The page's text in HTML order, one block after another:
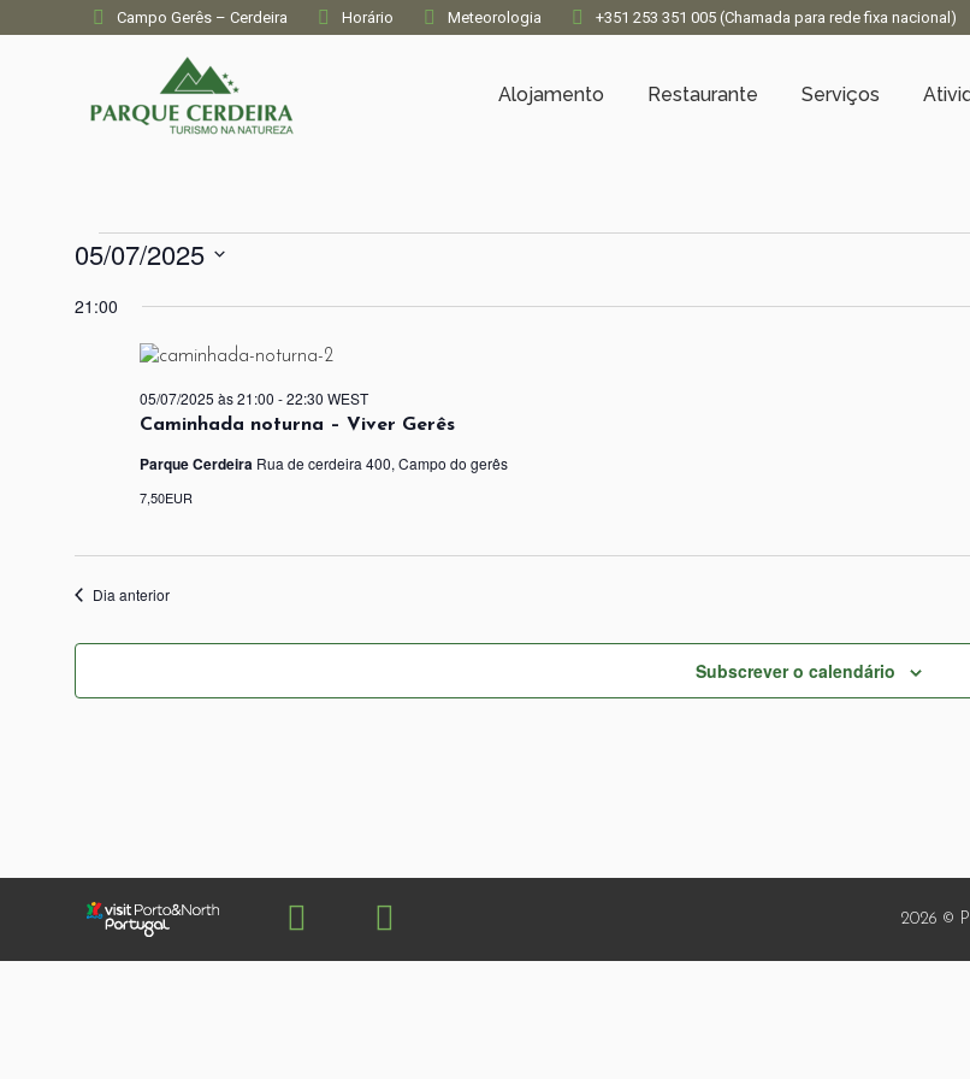
Campo Gerês – Cerdeira Horário Meteorologia +351 253 351 005 (Chamada para rede fixa nacional)
Alojamento Restaurante Serviços
Eventos
for
05/07/2025
05/07/2025
a
21:00
Caminhada noturna – Viver Gerês
05/07/2025 às 21:00 -22:30 WEST
Parque Cerdeira Rua de cerdeira 400, Campo do gerês
7,50EUR
Dia anterior
Subscrever o calendário
2026 ©